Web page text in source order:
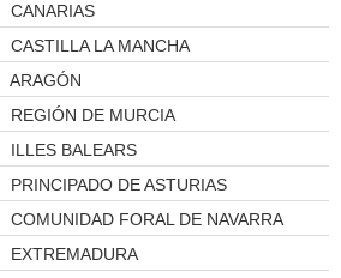
CANARIAS
CASTILLA LA MANCHA
ARAGÓN
REGIÓN DE MURCIA
ILLES BALEARS
PRINCIPADO DE ASTURIAS
COMUNIDAD FORAL DE NAVARRA
EXTREMADURA